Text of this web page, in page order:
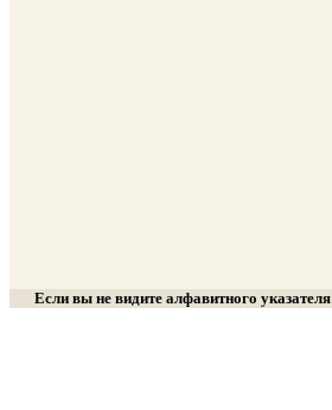
Если вы не видите алфавитного указателя